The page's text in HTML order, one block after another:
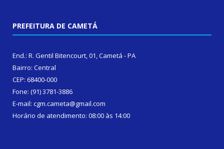
PREFEITURA DE CAMETÁ
End.: R. Gentil Bitencourt, 01, Cametá - PA
Bairro: Central
CEP: 68400-000
Fone: (91) 3781-3886
E-mail: cgm.cameta@gmail.com
Horário de atendimento: 08:00 às 14:00